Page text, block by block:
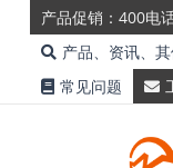
产品促销：400电
产品、资讯、
常见问题